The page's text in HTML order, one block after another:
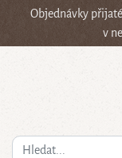
Objednávky
v
Co hledáte?